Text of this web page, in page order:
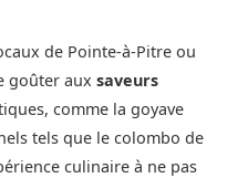
de Pointe-à-Pitre ou
goûter aux saveurs
comme la goyave
tels que le colombo de
culinaire à ne pas